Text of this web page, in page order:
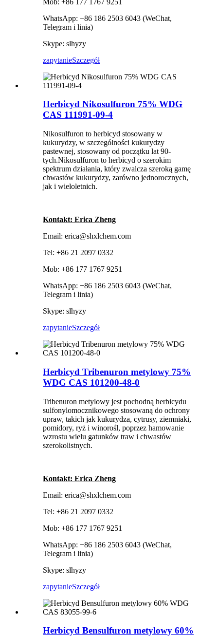
WhatsApp: +86 186 2503 6043 (WeChat,
Telegram i linia)
Skype: slhyzy
zapytanieSzczegół
Herbicyd Nikosulfuron 75% WDG
CAS 111991-09-4
Nikosulfuron to herbicyd stosowany w
kukurydzy, w szczególności kukurydzy
pastewnej, stosowany od początku lat 90-
tych.Nikosulfuron to herbicyd o szerokim
spektrum działania, który zwalcza szeroką gamę
chwastów kukurydzy, zarówno jednorocznych,
jak i wieloletnich.
Kontakt: Erica Zheng
Email: erica@shxlchem.com
Tel: +86 21 2097 0332
Mob: +86 177 1767 9251
WhatsApp: +86 186 2503 6043 (WeChat,
Telegram i linia)
Skype: slhyzy
zapytanieSzczegół
Herbicyd Tribenuron metylowy 75%
WDG CAS 101200-48-0
Tribenuron metylowy jest pochodną herbicydu
sulfonylomocznikowego stosowaną do ochrony
upraw, takich jak kukurydza, cytrusy, ziemniaki,
pomidory, ryż i winorośl, poprzez hamowanie
wzrostu wielu gatunków traw i chwastów
szerokolistnych.
Kontakt: Erica Zheng
Email: erica@shxlchem.com
Tel: +86 21 2097 0332
Mob: +86 177 1767 9251
WhatsApp: +86 186 2503 6043 (WeChat,
Telegram i linia)
Skype: slhyzy
zapytanieSzczegół
Herbicyd Bensulfuron metylowy 60%